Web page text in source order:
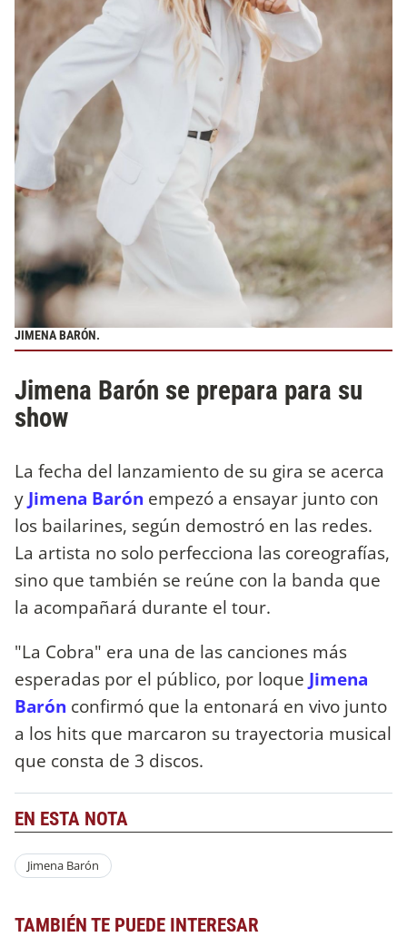
JIMENA BARÓN.
Jimena Barón se prepara para su
show
La fecha del lanzamiento de su gira se acerca
y Jimena Barón empezó a ensayar junto con
los bailarines, según demostró en las redes.
La artista no solo perfecciona las coreografías,
sino que también se reúne con la banda que
la acompañará durante el tour.
"La Cobra" era una de las canciones más
esperadas por el público, por loque Jimena
Barón confirmó que la entonará en vivo junto
a los hits que marcaron su trayectoria musical
que consta de 3 discos.
EN ESTA NOTA
Jimena Barón
TAMBIÉN TE PUEDE INTERESAR